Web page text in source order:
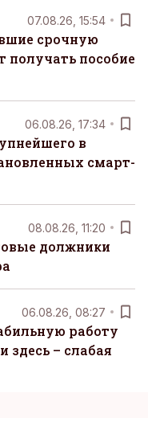
07.08.26, 15:54
срочную
получать пособие
06.08.26, 17:34
в
смарт-
08.08.26, 11:20
должники
06.08.26, 08:27
работу
здесь – слабая